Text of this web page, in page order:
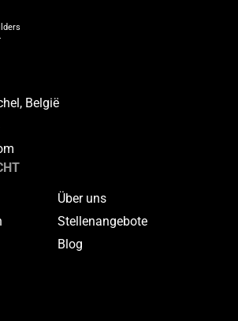
België
Über uns
Stellenangebote
Blog